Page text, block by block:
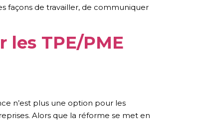
façons de travailler, de communiquer
TPE/PME
n’est plus une option pour les
Alors que la réforme se met en